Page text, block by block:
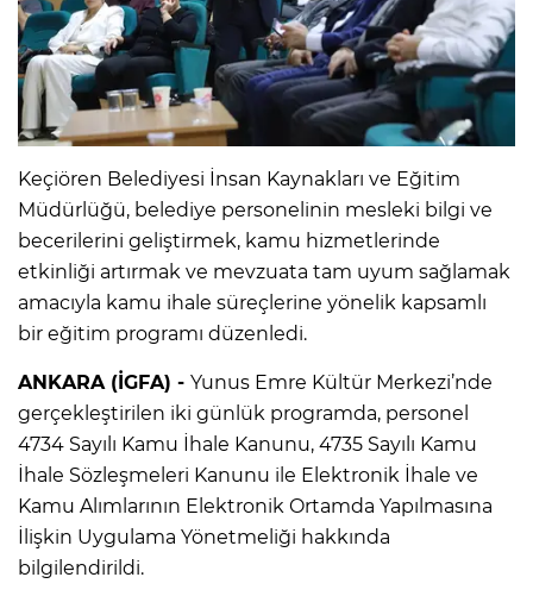
Keçiören Belediyesi İnsan Kaynakları ve Eğitim
Müdürlüğü, belediye personelinin mesleki bilgi ve
becerilerini geliştirmek, kamu hizmetlerinde
etkinliği artırmak ve mevzuata tam uyum sağlamak
amacıyla kamu ihale süreçlerine yönelik kapsamlı
bir eğitim programı düzenledi.
ANKARA (İGFA) - Yunus Emre Kültür Merkezi’nde
gerçekleştirilen iki günlük programda, personel
4734 Sayılı Kamu İhale Kanunu, 4735 Sayılı Kamu
İhale Sözleşmeleri Kanunu ile Elektronik İhale ve
Kamu Alımlarının Elektronik Ortamda Yapılmasına
İlişkin Uygulama Yönetmeliği hakkında
bilgilendirildi.